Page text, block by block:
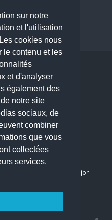
sur notre
et l'utilisation
cookies nous
le contenu et les
et d'analyser
également des
notre site
sociaux, de
combiner
que vous
collectées
services.
maxillo-faciale à Arpajon